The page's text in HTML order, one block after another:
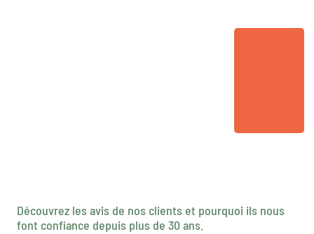
Découvrez les avis de nos clients et pourquoi ils nous
font confiance depuis plus de 30 ans.